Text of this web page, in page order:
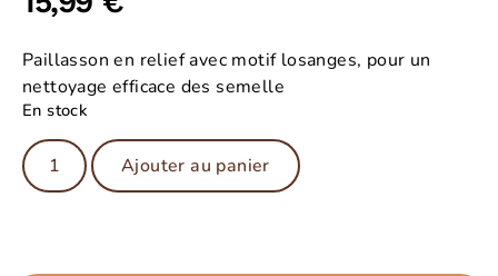
Paillasson en relief avec motif losanges, pour un
nettoyage efficace des semelle
En stock
Ajouter au panier